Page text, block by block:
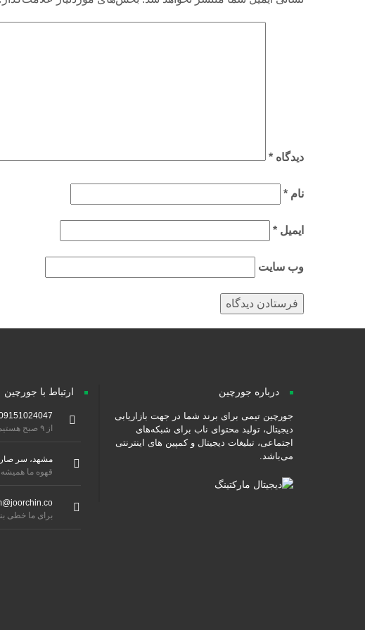
دیدگاه *
نام *
ایمیل *
وب‌ سایت
درباره جورچین
جورچین تیمی برای برند شما در جهت بازاریابی
دیجیتال، تولید محتوای ناب برای شبکه‌های
اجتماعی، تبلیغات دیجیتال و کمپین های اینترنتی
می‌باشد.
ارتباط با جورچین
از ۹ صبح هستیم و پیغام‌گیر چک می‌شود
مشهد، سر صارمی ۶۰
قهوه ما
برای ما خطی